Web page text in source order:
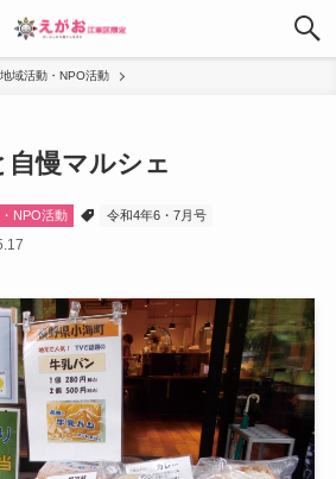
地域活動・NPO活動
慢マルシェ
NPO活動 令和4年6・7月号